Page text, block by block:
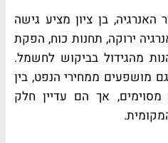
בן ציון מציע גישה
ירוקה, תחנות כוח, הפקת
מהגידול בביקוש לחשמל.
מושפעים ממחירי הנפט, בין
מסוימים, אך הם עדיין חלק